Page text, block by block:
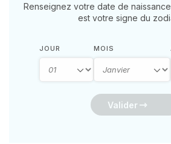
Renseignez votre date de
est votre signe du
JOUR MOIS
Valider